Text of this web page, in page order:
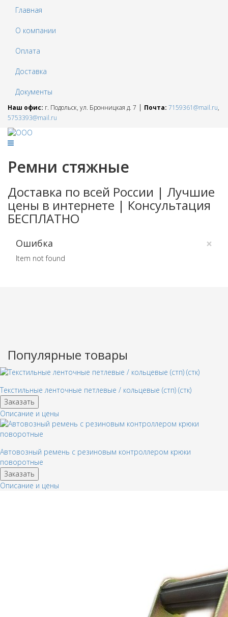
Главная
О компании
Оплата
Доставка
Документы
Наш офис: г. Подольск, ул. Бронницкая д. 7 | Почта: 7159361@mail.ru,
5753393@mail.ru
Ремни стяжные
Доставка по всей России | Лучшие
цены в интернете | Консультация
БЕСПЛАТНО
×
Ошибка
Item not found
Популярные товары
Текстильные ленточные петлевые / кольцевые (стп) (стк)
Заказать
Описание и цены
Автовозный ремень с резиновым контроллером крюки
поворотные
Заказать
Описание и цены